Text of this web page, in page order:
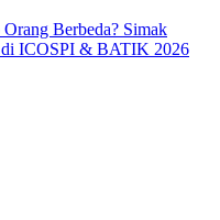
Berbeda? Simak
di ICOSPI & BATIK 2026